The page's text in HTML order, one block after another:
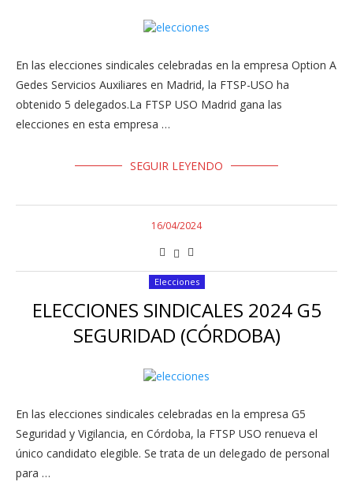
En las elecciones sindicales celebradas en la empresa Option A
Gedes Servicios Auxiliares en Madrid, la FTSP-USO ha
obtenido 5 delegados.La FTSP USO Madrid gana las
elecciones en esta empresa …
SEGUIR LEYENDO
16/04/2024
Elecciones
ELECCIONES SINDICALES 2024 G5
SEGURIDAD (CÓRDOBA)
En las elecciones sindicales celebradas en la empresa G5
Seguridad y Vigilancia, en Córdoba, la FTSP USO renueva el
único candidato elegible. Se trata de un delegado de personal
para …